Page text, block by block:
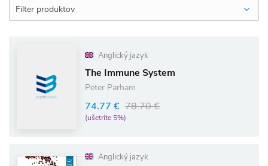
Filter produktov
Anglický jazyk
The Immune System
Peter Parham
74.77 € 78.70 €
(ušetríte 5%)
Anglický jazyk